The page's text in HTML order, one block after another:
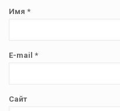
Имя *
E-mail *
Сайт